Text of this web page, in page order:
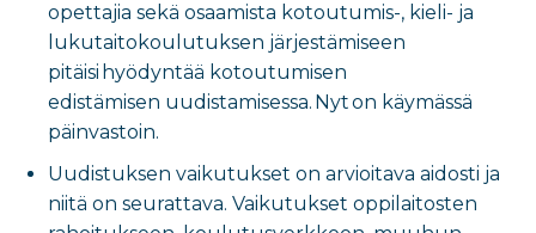
opettajia sekä osaamista kotoutumis-, kieli- ja
lukutaitokoulutuksen järjestämiseen
pitäisi hyödyntää kotoutumisen
edistämisen uudistamisessa. Nyt on käymässä
päinvastoin.
Uudistuksen vaikutukset on arvioitava aidosti ja
niitä on seurattava. Vaikutukset oppilaitosten